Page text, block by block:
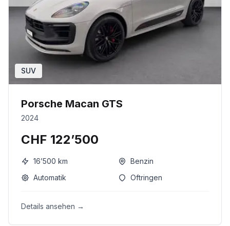
SUV
Porsche Macan GTS
2024
CHF 122’500
16’500 km
Benzin
Automatik
Oftringen
Details ansehen →